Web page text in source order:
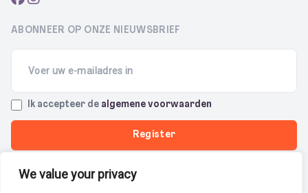
We value your privacy
ABONNEER OP ONZE NIEUWSBRIEF
Email
(Required)
Terms
(Required)
Ik accepteer de algemene voorwaarden
Privacybeleid